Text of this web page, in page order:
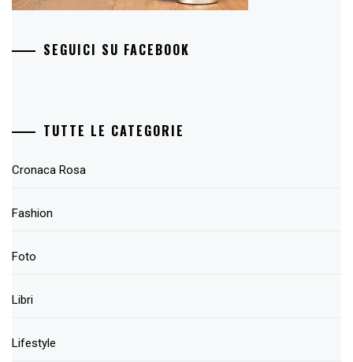
SEGUICI SU FACEBOOK
TUTTE LE CATEGORIE
Cronaca Rosa
Fashion
Foto
Libri
Lifestyle